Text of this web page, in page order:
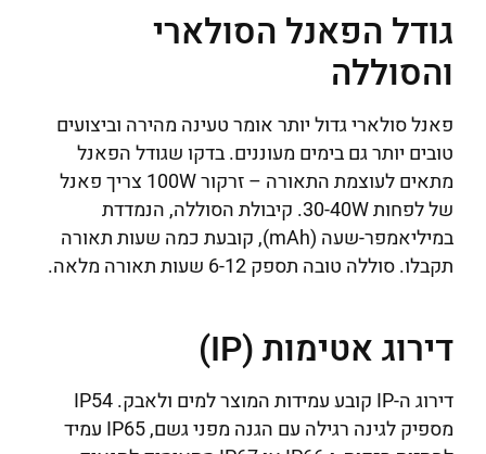
גודל הפאנל הסולארי
והסוללה
פאנל סולארי גדול יותר אומר טעינה מהירה וביצועים
טובים יותר גם בימים מעוננים. בדקו שגודל הפאנל
מתאים לעוצמת התאורה – זרקור 100W צריך פאנל
של לפחות 30-40W. קיבולת הסוללה, הנמדדת
במיליאמפר-שעה (mAh), קובעת כמה שעות תאורה
תקבלו. סוללה טובה תספק 6-12 שעות תאורה מלאה.
דירוג אטימות (IP)
דירוג ה-IP קובע עמידות המוצר למים ולאבק. IP54
מספיק לגינה רגילה עם הגנה מפני גשם, IP65 עמיד